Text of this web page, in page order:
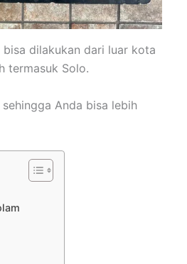
dilakukan dari luar kota
termasuk Solo.
Anda bisa lebih